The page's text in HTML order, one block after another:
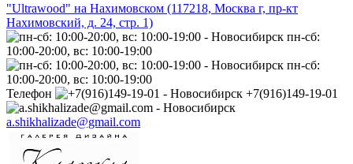
"Ultrawood" на Нахимовском (117218, Москва г, пр-кт
Нахимовский, д. 24, стр. 1)
пн-сб:
10:00-20:00, вс: 10:00-19:00
пн-сб:
10:00-20:00, вс: 10:00-19:00
Телефон
+7(916)149-19-01
a.shikhalizade@gmail.com